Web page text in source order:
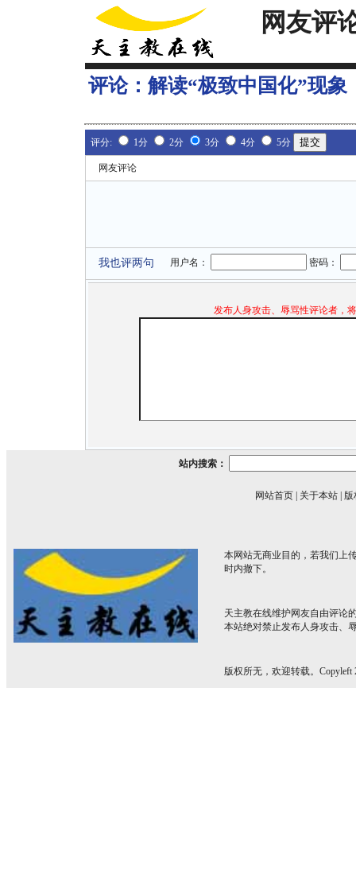
网友评
评论： 解读“极致中国化”现象
评分: 1分 2分 3分 4分 5分
网友评论
我也评两句 用户名： 密码：
发布人身攻击、辱骂性评论者，
站内搜索：
网站首页 关于本站 版
本网站无商业目的，若我们上
时内撤下。
天主教在线维护网友自由评论
本站绝对禁止发布人身攻击、
版权所无，欢迎转载。